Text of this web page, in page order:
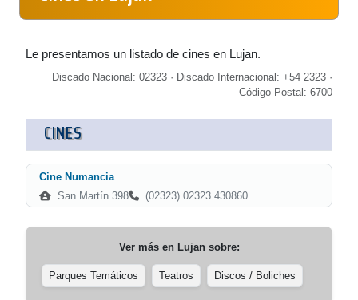
Le presentamos un listado de cines en Lujan.
Discado Nacional: 02323 · Discado Internacional: +54 2323 ·
Código Postal: 6700
CINES
Cine Numancia
San Martín 398
(02323) 02323 430860
Ver más en Lujansobre:
Parques Temáticos Teatros Discos / Boliches